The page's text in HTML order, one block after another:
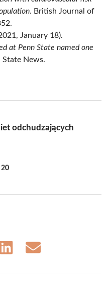
British Journal of
January 18).
at Penn State named one
State News.
odchudzających
20
Share
Share